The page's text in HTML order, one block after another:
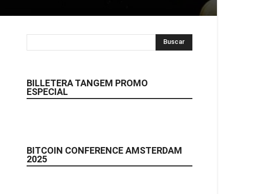
BILLETERA TANGEM PROMO
ESPECIAL
BITCOIN CONFERENCE AMSTERDAM
2025